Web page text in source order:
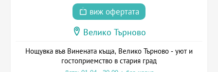
виж офертата
Велико Търново
Нощувка във Винената къща, Велико Търново - уют и
гостоприемство в стария град